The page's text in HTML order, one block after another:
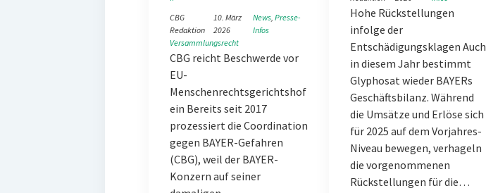
CBG
Redaktion
10. März
2026
News, Presse-
Infos
Versammlungsrecht
CBG reicht Beschwerde vor
EU-
Menschenrechtsgerichtshof
ein Bereits seit 2017
prozessiert die Coordination
gegen BAYER-Gefahren
(CBG), weil der BAYER-
Konzern auf seiner
Hohe Rückstellungen
infolge der
Entschädigungsklagen Auch
in diesem Jahr bestimmt
Glyphosat wieder BAYERs
Geschäftsbilanz. Während
die Umsätze und Erlöse sich
für 2025 auf dem Vorjahres-
Niveau bewegen, verhageln
die vorgenommenen
Rückstellungen für die…